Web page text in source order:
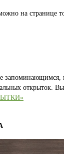
на странице
запоминающимся,
открыток.